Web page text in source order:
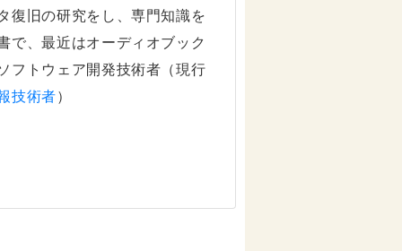
復旧の研究をし、専門知識を
で、最近はオーディオブック
フトウェア開発技術者（現行
技術者）